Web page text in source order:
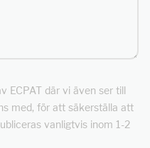
ECPAT där vi även ser till
med, för att säkerställa att
vanligtvis inom 1-2